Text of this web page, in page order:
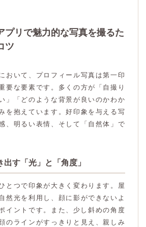
プリで魅力的な写真を撮るた
ツ
おいて、プロフィール写真は第一印
要な要素です。多くの方が「自撮り
」「どのような背景が良いのかわか
を抱えています。好印象を与える写
、明るい表情、そして「自然体」で
す「光」と「角度」
とつで印象が大きく変わります。屋
然光を利用し、顔に影ができないよ
イントです。また、少し斜めの角度
のラインがすっきりと見え、親しみ